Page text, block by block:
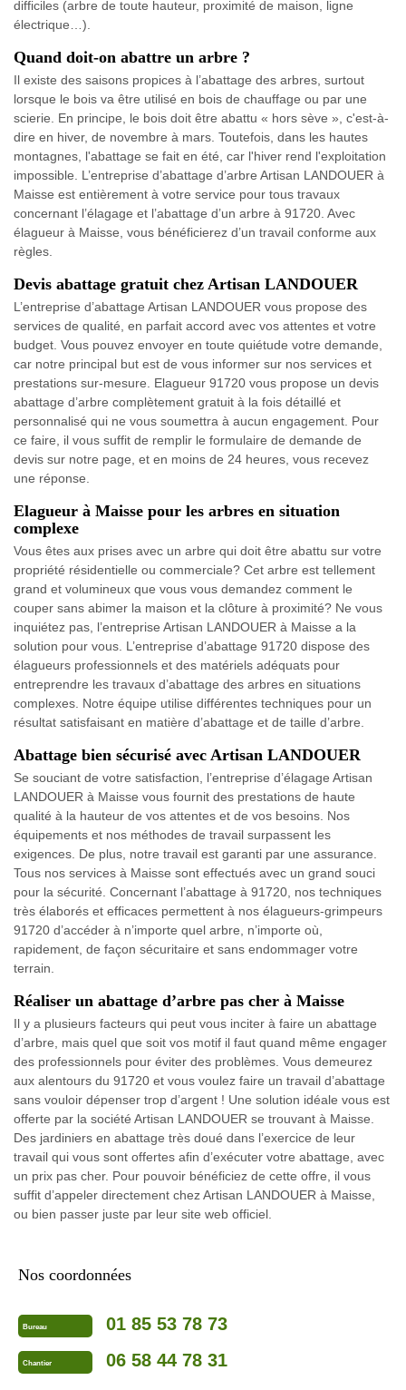
difficiles (arbre de toute hauteur, proximité de maison, ligne
électrique…).
Quand doit-on abattre un arbre ?
Il existe des saisons propices à l’abattage des arbres, surtout
lorsque le bois va être utilisé en bois de chauffage ou par une
scierie. En principe, le bois doit être abattu « hors sève », c'est-à-
dire en hiver, de novembre à mars. Toutefois, dans les hautes
montagnes, l'abattage se fait en été, car l'hiver rend l'exploitation
impossible. L’entreprise d’abattage d’arbre Artisan LANDOUER à
Maisse est entièrement à votre service pour tous travaux
concernant l’élagage et l’abattage d’un arbre à 91720. Avec
élagueur à Maisse, vous bénéficierez d’un travail conforme aux
règles.
Devis abattage gratuit chez Artisan LANDOUER
L’entreprise d’abattage Artisan LANDOUER vous propose des
services de qualité, en parfait accord avec vos attentes et votre
budget. Vous pouvez envoyer en toute quiétude votre demande,
car notre principal but est de vous informer sur nos services et
prestations sur-mesure. Elagueur 91720 vous propose un devis
abattage d’arbre complètement gratuit à la fois détaillé et
personnalisé qui ne vous soumettra à aucun engagement. Pour
ce faire, il vous suffit de remplir le formulaire de demande de
devis sur notre page, et en moins de 24 heures, vous recevez
une réponse.
Elagueur à Maisse pour les arbres en situation
complexe
Vous êtes aux prises avec un arbre qui doit être abattu sur votre
propriété résidentielle ou commerciale? Cet arbre est tellement
grand et volumineux que vous vous demandez comment le
couper sans abimer la maison et la clôture à proximité? Ne vous
inquiétez pas, l’entreprise Artisan LANDOUER à Maisse a la
solution pour vous. L’entreprise d’abattage 91720 dispose des
élagueurs professionnels et des matériels adéquats pour
entreprendre les travaux d’abattage des arbres en situations
complexes. Notre équipe utilise différentes techniques pour un
résultat satisfaisant en matière d’abattage et de taille d’arbre.
Abattage bien sécurisé avec Artisan LANDOUER
Se souciant de votre satisfaction, l’entreprise d’élagage Artisan
LANDOUER à Maisse vous fournit des prestations de haute
qualité à la hauteur de vos attentes et de vos besoins. Nos
équipements et nos méthodes de travail surpassent les
exigences. De plus, notre travail est garanti par une assurance.
Tous nos services à Maisse sont effectués avec un grand souci
pour la sécurité. Concernant l’abattage à 91720, nos techniques
très élaborés et efficaces permettent à nos élagueurs-grimpeurs
91720 d’accéder à n’importe quel arbre, n’importe où,
rapidement, de façon sécuritaire et sans endommager votre
terrain.
Réaliser un abattage d’arbre pas cher à Maisse
Il y a plusieurs facteurs qui peut vous inciter à faire un abattage
d’arbre, mais quel que soit vos motif il faut quand même engager
des professionnels pour éviter des problèmes. Vous demeurez
aux alentours du 91720 et vous voulez faire un travail d’abattage
sans vouloir dépenser trop d’argent ! Une solution idéale vous est
offerte par la société Artisan LANDOUER se trouvant à Maisse.
Des jardiniers en abattage très doué dans l’exercice de leur
travail qui vous sont offertes afin d’exécuter votre abattage, avec
un prix pas cher. Pour pouvoir bénéficiez de cette offre, il vous
suffit d’appeler directement chez Artisan LANDOUER à Maisse,
ou bien passer juste par leur site web officiel.
Nos coordonnées
Bureau 01 85 53 78 73
Chantier 06 58 44 78 31